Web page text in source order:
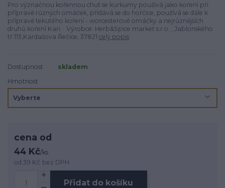
Pro význačnou kořennou chuť se kurkumy používá jako koření při
přípravě různých omáček, přidává se do hořčice, používá se dále k
přípravě tekutého koření - worcesterové omáčky a nejrůznějších
druhů koření Kari. Výrobce: Herb&Spice market s.r.o. , Jablonského
tř.113,Kardašova Řečice, 37821 celý popis
Dostupnost
skladem
Hmotnost
cena od
44 Kč/ks
od39 Kč bez DPH
Přidat do košíku